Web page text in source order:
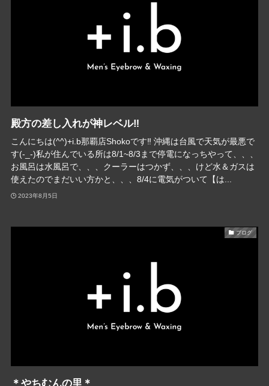
殿方の差し入れが神レベル‼︎
こんにちは(^^)+i.b那覇店Shokoです‼︎ 沖縄は台風で天気が最悪で
す(-_-)私が住んでいる所は8/1~8/3まで停電になっちやって、、、
お風呂は水風呂で、、、クーラーはつかず、、、けど水＆ガスは
使えたのでまだいい方かと、、、8/4に電気がついて【は...
2023年8月5日
ブログ
＊やちむんの里＊